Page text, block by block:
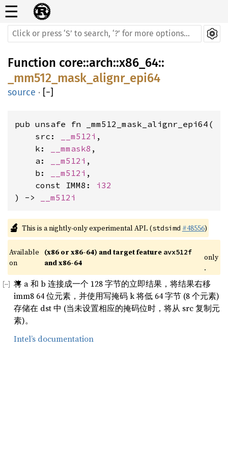
☰
Function core::arch::x86_64::
_mm512_mask_alignr_epi64
source · [−]
pub unsafe fn _mm512_mask_alignr_epi64(
    src:
__m512i ,
    k:
__mmask8 ,
    a:
__m512i ,
    b:
__m512i ,
    const IMM8:
i32
) ->
__m512i
🔬 This is a nightly-only experimental API. (stdsimd #48556)
Available
on
(x86 or x86-64) and target feature avx512f
and x86-64
only
.
将 a 和 b 连接成一个 128 字节的立即结果，将结果右移
imm8 64 位元素，并使用写掩码 k 将低 64 字节 (8 个元素)
存储在 dst 中 (当未设置相应的掩码位时，将从 src 复制元
素)。
Intel’s documentation